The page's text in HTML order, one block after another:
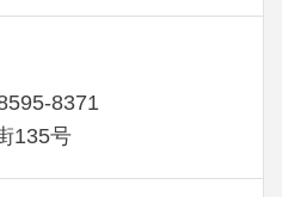
8371
135号